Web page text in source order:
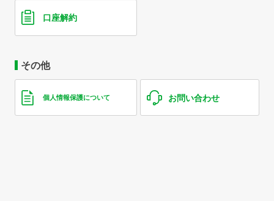
口座解約
その他
個人情報保護について お問い合わせ